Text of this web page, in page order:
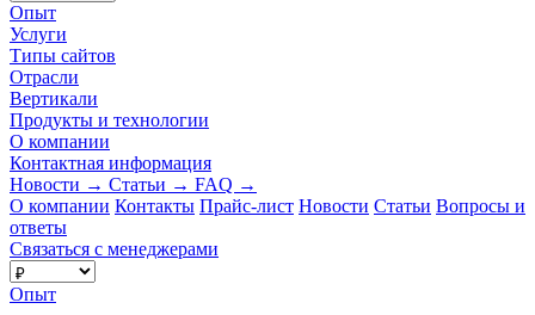
Опыт
Услуги
Типы сайтов
Отрасли
Вертикали
Продукты и технологии
О компании
Контактная информация
Новости → Статьи → FAQ →
О компании Контакты Прайс-лист Новости Статьи Вопросы и
ответы
Связаться с менеджерами
Опыт